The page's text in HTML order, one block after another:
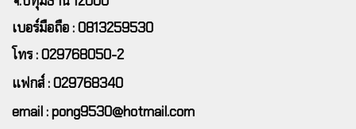
เบอร์มือถือ : 0813259530
โทร : 029768050-2
แฟกส์ : 029768340
email : pong9530@hotmail.com